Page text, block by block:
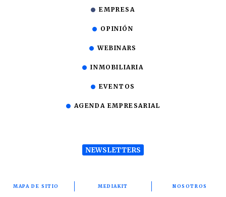
EMPRESA
OPINIÓN
WEBINARS
INMOBILIARIA
EVENTOS
AGENDA EMPRESARIAL
NEWSLETTERS
MAPA DE SITIO MEDIAKIT NOSOTROS